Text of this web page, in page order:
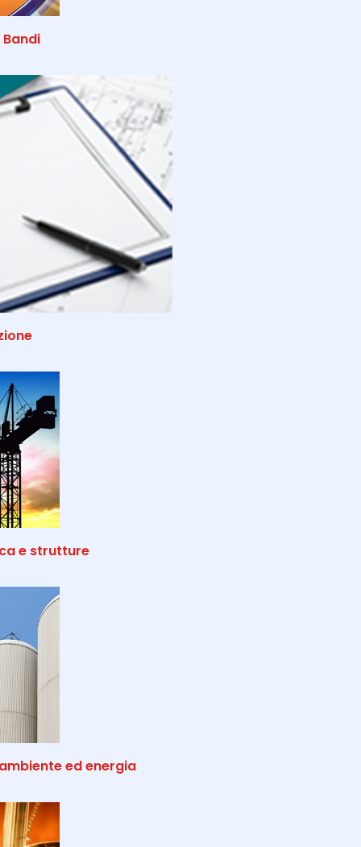
e strutture
ed energia